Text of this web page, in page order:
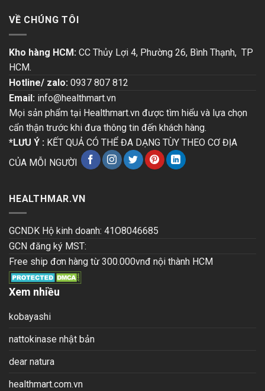
VỀ CHÚNG TÔI
Kho hàng HCM: CC Thủy Lợi 4, Phường 26, Bình Thạnh, TP
HCM.
Hotline/ zalo: 0937 807 812
Email: info@healthmart.vn
Mọi sản phẩm tại Healthmart.vn được tìm hiểu và lựa chọn
cẩn thận trước khi đưa thông tin đến khách hàng.
*LƯU Ý : KẾT QUẢ CÓ THỂ ĐA DẠNG TÙY THEO CƠ ĐỊA
CỦA MỖI NGƯỜI
HEALTHMAR.VN
GCNDK Hộ kinh doanh: 41O8046685
GCN đăng ký MST:
Free ship đơn hàng từ 300.000vnđ nội thành HCM
Xem nhiều
kobayashi
nattokinase nhật bản
dear natura
healthmart.com.vn